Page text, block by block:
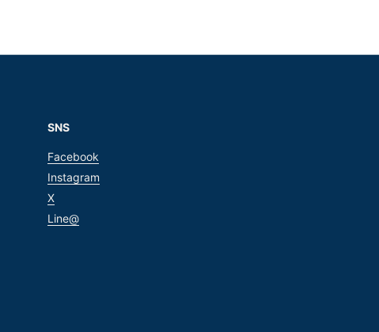
SNS
Facebook
Instagram
X
Line@